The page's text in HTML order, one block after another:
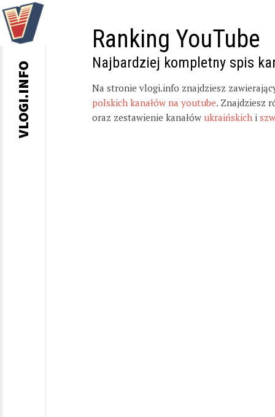
Ranking YouTube
Najbardziej kompletny spis
Na stronie vlogi.info znajdziesz
polskich kanałów na youtube. Znajdziesz
oraz zestawienie kanałów ukraińskich i
VLOGI.INFO